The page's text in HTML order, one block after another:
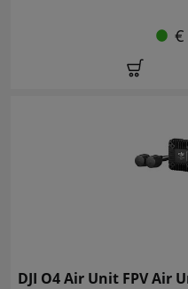
€
DJI O4 Air Unit FPV Air